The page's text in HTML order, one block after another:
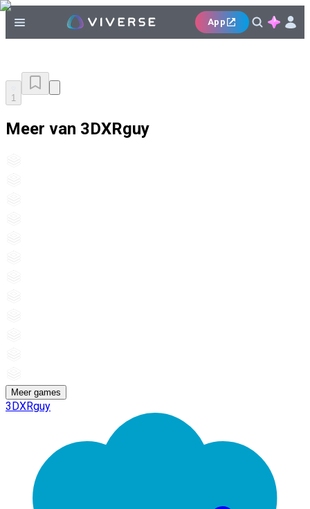
App
1
Meer van 3DXRguy
Meer games
3DXRguy